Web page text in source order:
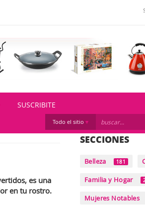
SUSCRIBITE
Todo el sitio
es una
en tu rostro.
SECCIONES
Belleza 181
Familia y Hogar
Mujeres Notables